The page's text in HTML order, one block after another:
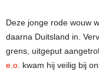
Deze jonge rode wouw
daarna Duitsland in.
grens, uitgeput
e.o. kwam hij veilig bij